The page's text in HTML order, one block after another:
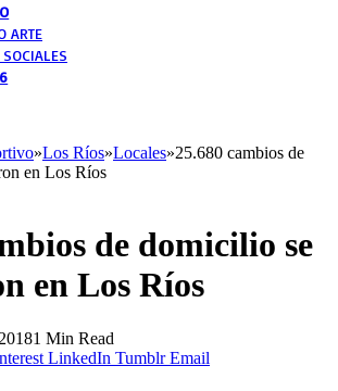
ARTE
SOCIALES
»Los Ríos»Locales»25.680 cambios de
en Los Ríos
de domicilio se
en Los Ríos
1 Min Read
LinkedIn Tumblr Email